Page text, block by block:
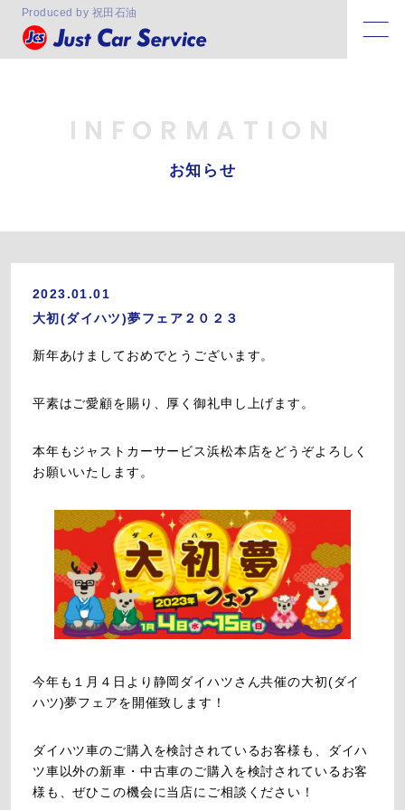
Produced by 祝田石油
INFORMATION
お知らせ
2023.01.01
大初(ダイハツ)夢フェア２０２３
新年あけましておめでとうございます。
平素はご愛顧を賜り、厚く御礼申し上げます。
本年もジャストカーサービス浜松本店をどうぞよろしく
お願いいたします。
今年も１月４日より静岡ダイハツさん共催の大初(ダイ
ハツ)夢フェアを開催致します！
ダイハツ車のご購入を検討されているお客様も、ダイハ
ツ車以外の新車・中古車のご購入を検討されているお客
様も、ぜひこの機会に当店にご相談ください！